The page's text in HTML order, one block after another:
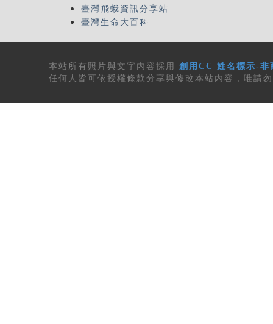
臺灣飛蛾資訊分享站
臺灣生命大百科
本站所有 照片與文字內容 採用 創用CC 姓名標示-
任何人皆可依授權條款分享與修改本站內容，唯請